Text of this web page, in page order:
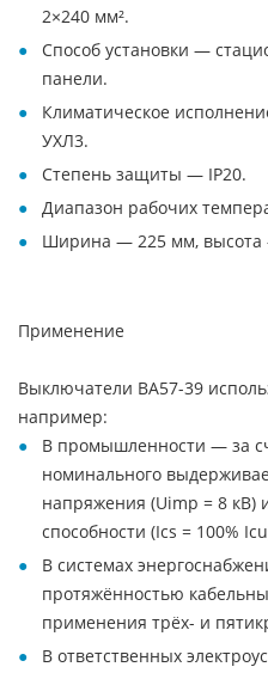
2×240 мм².
Способ установки —
панели.
Климатическое
УХЛ3.
Степень защиты — IP20.
Диапазон рабочих
Ширина — 225 мм,
Применение
Выключатели ВА57-39
например:
В промышленности — за
номинального
напряжения (Uimp = 8
способности (Ics = 100%
В системах
протяжённостью
применения трёх- и
В ответственных